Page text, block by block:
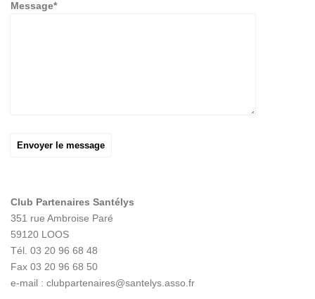
Message*
Club Partenaires Santélys
351 rue Ambroise Paré
59120 LOOS
Tél. 03 20 96 68 48
Fax 03 20 96 68 50
e-mail : clubpartenaires@santelys.asso.fr